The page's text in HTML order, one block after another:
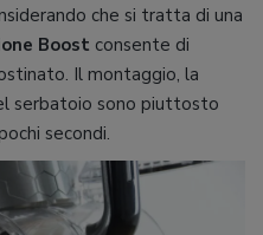
che si tratta di una
Boost consente di
Il montaggio, la
serbatoio sono piuttosto
secondi.